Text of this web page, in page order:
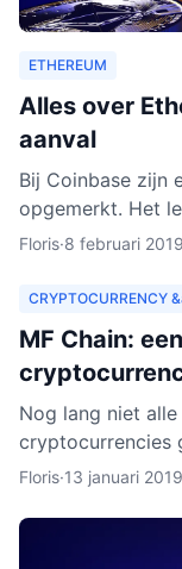
ETHEREUM
Alles over
aanval
Bij Coinbase zijn
opgemerkt. Het
Classic werd
Floris·8 februari 2019
CRYPTOCURRENCY
MF Chain:
Nog lang niet
cryptocurrencies
wil MF Chain een
Floris·13 januari 2019